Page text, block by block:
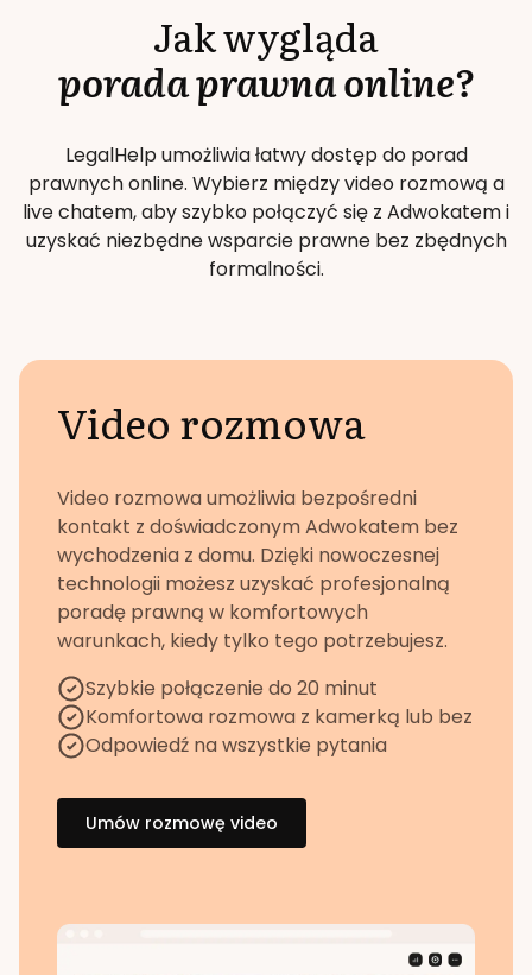
Jak wygląda
porada prawna online?
LegalHelp umożliwia łatwy dostęp do porad
prawnych online. Wybierz między video rozmową a
live chatem, aby szybko połączyć się z Adwokatem i
uzyskać niezbędne wsparcie prawne bez zbędnych
formalności.
Video rozmowa
Video rozmowa umożliwia bezpośredni
kontakt z doświadczonym Adwokatem bez
wychodzenia z domu. Dzięki nowoczesnej
technologii możesz uzyskać profesjonalną
poradę prawną w komfortowych
warunkach, kiedy tylko tego potrzebujesz.
Szybkie połączenie do 20 minut
Komfortowa rozmowa z kamerką lub bez
Odpowiedź na wszystkie pytania
Umów rozmowę video